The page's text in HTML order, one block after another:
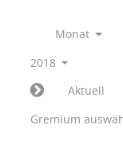
Monat
2018
Aktuell
Gremium